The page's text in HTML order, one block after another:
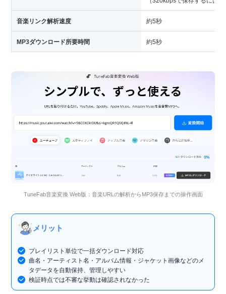
音楽リンク解析速度 約5秒
MP3ダウンロード所要時間 約5秒
TuneFab音楽変換 Web版：音楽URLの解析からMP3保存までの操作画面
メリット
プレイリスト単位で一括ダウンロード対応
曲名・アーティスト名・アルバム情報・ジャケット画像などのメ
タデータを自動保持、管理しやすい
検証時点では不審な挙動は確認されなかった